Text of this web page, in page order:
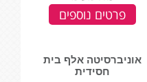
פרטים נוספים
אוניברסיטה אלף בית
חסידית